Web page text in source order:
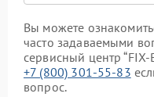
Вы можете
часто задаваемыми
сервисный центр
+7 (800) 301-55-83
вопрос.